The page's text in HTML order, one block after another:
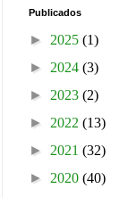
Publicados
► 2025 (1)
► 2024 (3)
► 2023 (2)
► 2022 (13)
► 2021 (32)
► 2020 (40)